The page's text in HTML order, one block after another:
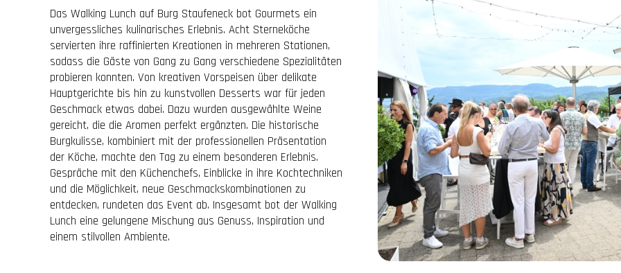
Das Walking Lunch auf Burg Staufeneck bot Gourmets ein
unvergessliches kulinarisches Erlebnis. Acht Sterneköche
servierten ihre raffinierten Kreationen in mehreren Stationen,
sodass die Gäste von Gang zu Gang verschiedene Spezialitäten
probieren konnten. Von kreativen Vorspeisen über delikate
Hauptgerichte bis hin zu kunstvollen Desserts war für jeden
Geschmack etwas dabei. Dazu wurden ausgewählte Weine
gereicht, die die Aromen perfekt ergänzten. Die historische
Burgkulisse, kombiniert mit der professionellen Präsentation
der Köche, machte den Tag zu einem besonderen Erlebnis.
Gespräche mit den Küchenchefs, Einblicke in ihre Kochtechniken
und die Möglichkeit, neue Geschmackskombinationen zu
entdecken, rundeten das Event ab. Insgesamt bot der Walking
Lunch eine gelungene Mischung aus Genuss, Inspiration und
einem stilvollen Ambiente.